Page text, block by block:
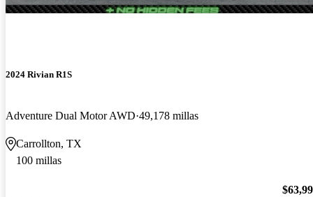
2024 Rivian R1S
Adventure Dual Motor AWD 49,178 millas
Carrollton, TX
100 millas